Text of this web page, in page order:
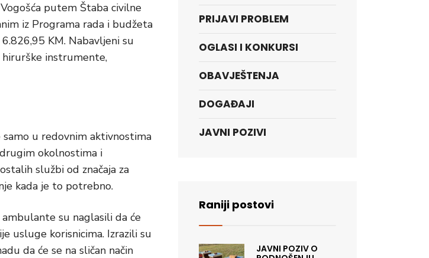
putem Štaba civilne
iz Programa rada i budžeta
KM. Nabavljeni su
instrumente,
u redovnim aktivnostima
okolnostima i
službi od značaja za
kada je to potrebno.
su naglasili da će
usluge korisnicima. Izrazili su
da će se na sličan način
PRIJAVI PROBLEM
OGLASI I KONKURSI
OBAVJEŠTENJA
DOGAĐAJI
JAVNI POZIVI
Raniji postovi
JAVNI POZIV O